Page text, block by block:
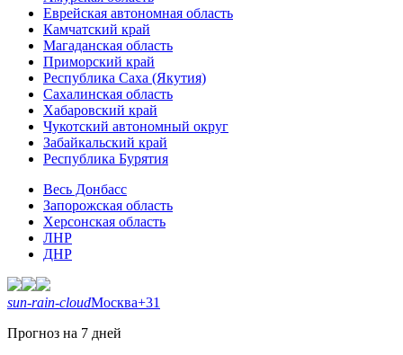
Еврейская автономная область
Камчатский край
Магаданская область
Приморский край
Республика Саха (Якутия)
Сахалинская область
Хабаровский край
Чукотский автономный округ
Забайкальский край
Республика Бурятия
Весь Донбасс
Запорожская область
Херсонская область
ЛНР
ДНР
sun-rain-cloudМосква+31
Прогноз на 7 дней